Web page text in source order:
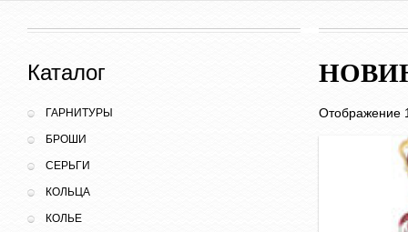
Каталог
ГАРНИТУРЫ
БРОШИ
СЕРЬГИ
КОЛЬЦА
КОЛЬЕ
Отображение